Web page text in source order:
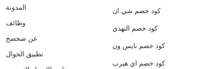
المدونة
وظائف
عن صحصح
تطبيق الجوال
كود خصم شي ان
كود خصم النهدي
كود خصم نايس ون
كود خصم اي هيرب